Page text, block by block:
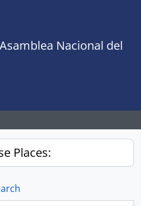
Nacional del
Places: